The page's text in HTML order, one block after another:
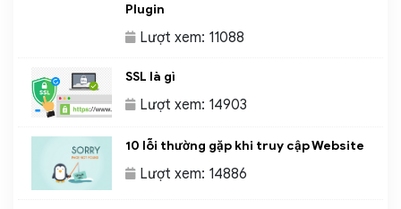
Plugin
Lượt xem: 11088
SSL là gì
Lượt xem: 14903
10 lỗi thường gặp khi truy cập Website
Lượt xem: 14886